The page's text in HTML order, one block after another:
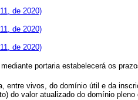
de 2020)
de 2020)
de 2020)
portaria estabelecerá os
entre vivos, do domínio útil e da
do valor atualizado do domínio